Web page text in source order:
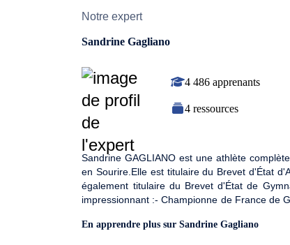
Notre expert
Sandrine Gagliano
4 486 apprenants
4 ressources
Sandrine GAGLIANO est une athlète
en Sourire.Elle est titulaire du Brevet d'État
également titulaire du Brevet d'État de
impressionnant :- Championne de France de
Diego (1995)« Coordination, rythme, tonicité,
En apprendre plus sur Sandrine Gagliano